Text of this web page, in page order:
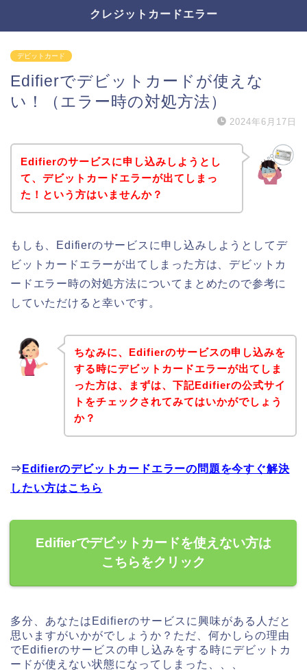
クレジットカードエラー
デビットカード
Edifierでデビットカードが使えな
い！（エラー時の対処方法）
2024年6月17日
Edifierのサービスに申し込みしようとし
て、デビットカードエラーが出てしまっ
た！という方はいませんか？
もしも、Edifierのサービスに申し込みしようとしてデ
ビットカードエラーが出てしまった方は、デビットカ
ードエラー時の対処方法についてまとめたので参考に
していただけると幸いです。
ちなみに、Edifierのサービスの申し込みを
する時にデビットカードエラーが出てしま
った方は、まずは、下記Edifierの公式サイ
トをチェックされてみてはいかがでしょう
か？
⇒ Edifierのデビットカードエラーの問題を今すぐ解決
したい方はこちら
Edifierでデビットカードを使えない方は
こちらをクリック
多分、あなたはEdifierのサービスに興味がある人だと
思いますがいかがでしょうか？ただ、何かしらの理由
でEdifierのサービスの申し込みをする時にデビットカ
ードが使えない状態になってしまった、、、